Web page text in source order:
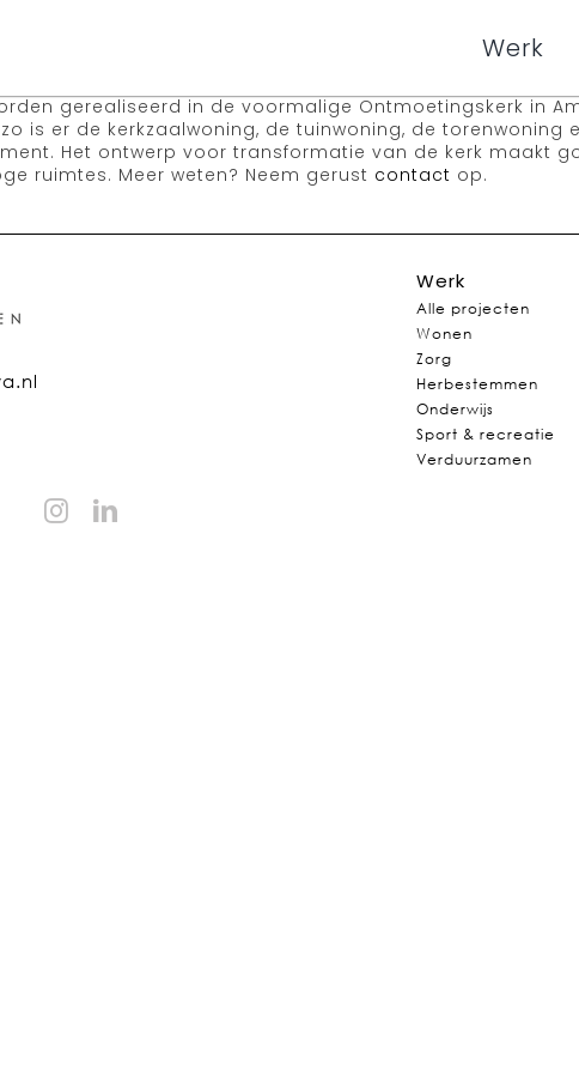
Werk
gerealiseerd in de voormalige Ontmoetingskerk in
is er de kerkzaalwoning, de tuinwoning, de torenwoning
Het ontwerp voor transformatie van de kerk maakt
ruimtes. Meer weten? Neem gerust contact op.
Werk
Alle projecten
Wonen
Zorg
Herbestemmen
Onderwijs
Sport & recreatie
Verduurzamen